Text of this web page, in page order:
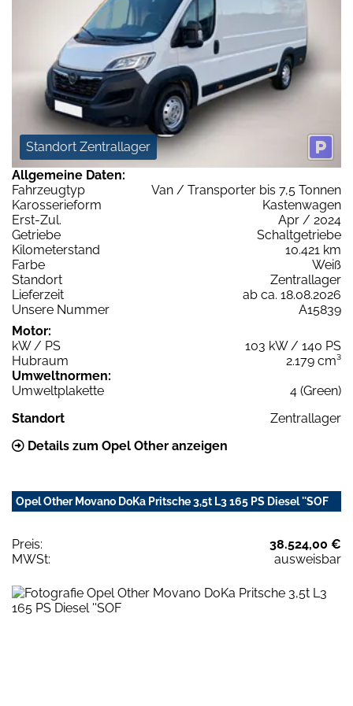
Standort Zentrallager
Allgemeine Daten:
Fahrzeugtyp
Van / Transporter bis 7,5 Tonnen
Karosserieform
Kastenwagen
Erst-Zul.
Apr / 2024
Getriebe
Schaltgetriebe
Kilometerstand
10.421 km
Farbe
Weiß
Standort
Zentrallager
Lieferzeit
ab ca. 18.08.2026
Unsere Nummer
A15839
Motor:
kW / PS
103 kW / 140 PS
Hubraum
2.179 cm³
Umweltnormen:
Umweltplakette
4 (Green)
Standort
Zentrallager
Details zum Opel Other anzeigen
Opel Other Movano DoKa Pritsche 3,5t L3 165 PS Diesel ''SOF
Preis:
38.524,00 €
MWSt:
ausweisbar